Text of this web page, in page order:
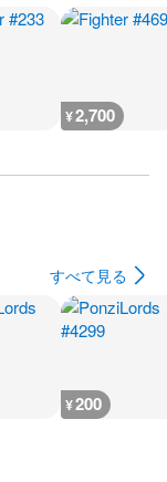
¥2,700
すべて見る
¥200